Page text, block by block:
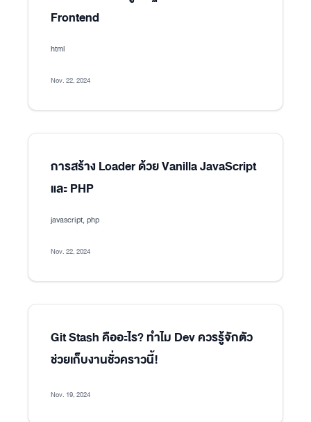
Frontend
html
Nov. 22, 2024
การสร้าง Loader ด้วย Vanilla JavaScript
และ PHP
javascript, php
Nov. 22, 2024
Git Stash คืออะไร? ทำไม Dev ควรรู้จักตัว
ช่วยเก็บงานชั่วคราวนี้!
Nov. 19, 2024